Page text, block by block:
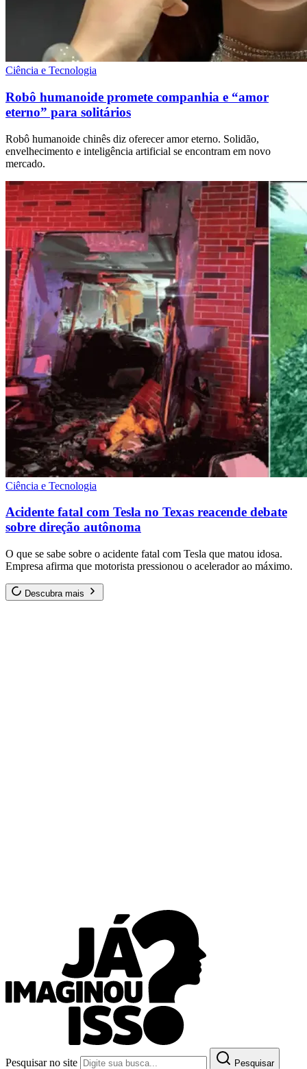
Ciência e Tecnologia
Robô humanoide promete companhia e “amor
eterno” para solitários
Robô humanoide chinês diz oferecer amor eterno. Solidão,
envelhecimento e inteligência artificial se encontram em novo
mercado.
Ciência e Tecnologia
Acidente fatal com Tesla no Texas reacende debate
sobre direção autônoma
O que se sabe sobre o acidente fatal com Tesla que matou idosa.
Empresa afirma que motorista pressionou o acelerador ao máximo.
Descubra mais
Pesquisar no site Pesquisar